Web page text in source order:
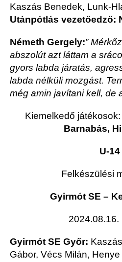
Kaszás Benedek, Lunk-
Utánpótlás vezetőedző:
Németh Gergely:”
abszolút azt láttam a
gyors labda járatás,
labda nélküli mozgást.
még amin javítani kell, de
Kiemelkedő játékosok:
Barnabás,
U-14
Felkészülési
Gyirmót SE –
2024.08.16.
Gyirmót SE Győr:
Gábor, Vécs Milán,